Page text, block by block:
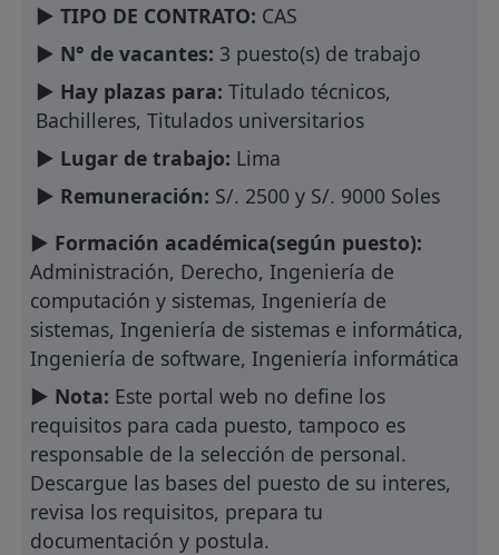
► TIPO DE CONTRATO: CAS
► N° de vacantes: 3 puesto(s) de trabajo
► Hay plazas para: Titulado técnicos,
Bachilleres, Titulados universitarios
► Lugar de trabajo: Lima
► Remuneración: S/. 2500 y S/. 9000 Soles
► Formación académica(según puesto):
Administración, Derecho, Ingeniería de
computación y sistemas, Ingeniería de
sistemas, Ingeniería de sistemas e informática,
Ingeniería de software, Ingeniería informática
► Nota: Este portal web no define los
requisitos para cada puesto, tampoco es
responsable de la selección de personal.
Descargue las bases del puesto de su interes,
revisa los requisitos, prepara tu
documentación y postula.